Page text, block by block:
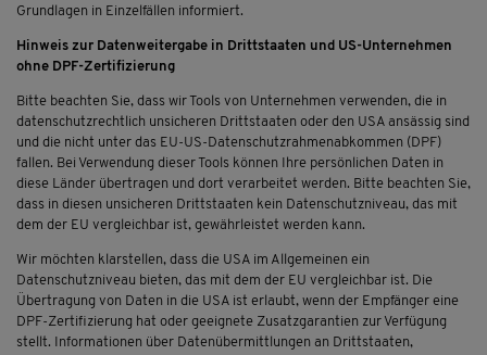
Grundlagen in Einzelfällen informiert.
Hinweis zur Datenweitergabe in Drittstaaten und US-Unternehmen
ohne DPF-Zertifizierung
Bitte beachten Sie, dass wir Tools von Unternehmen verwenden, die in
datenschutzrechtlich unsicheren Drittstaaten oder den USA ansässig sind
und die nicht unter das EU-US-Datenschutzrahmenabkommen (DPF)
fallen. Bei Verwendung dieser Tools können Ihre persönlichen Daten in
diese Länder übertragen und dort verarbeitet werden. Bitte beachten Sie,
dass in diesen unsicheren Drittstaaten kein Datenschutzniveau, das mit
dem der EU vergleichbar ist, gewährleistet werden kann.
Wir möchten klarstellen, dass die USA im Allgemeinen ein
Datenschutzniveau bieten, das mit dem der EU vergleichbar ist. Die
Übertragung von Daten in die USA ist erlaubt, wenn der Empfänger eine
DPF-Zertifizierung hat oder geeignete Zusatzgarantien zur Verfügung
stellt. Informationen über Datenübermittlungen an Drittstaaten,